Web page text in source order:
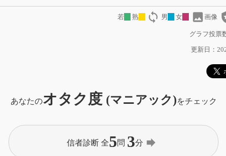
若 熟 loop 男 女 image画像
グラフ投票
更新日：
あなたのオタク度 (マニアック)をチェック
信者診断 全5問 3分 forward